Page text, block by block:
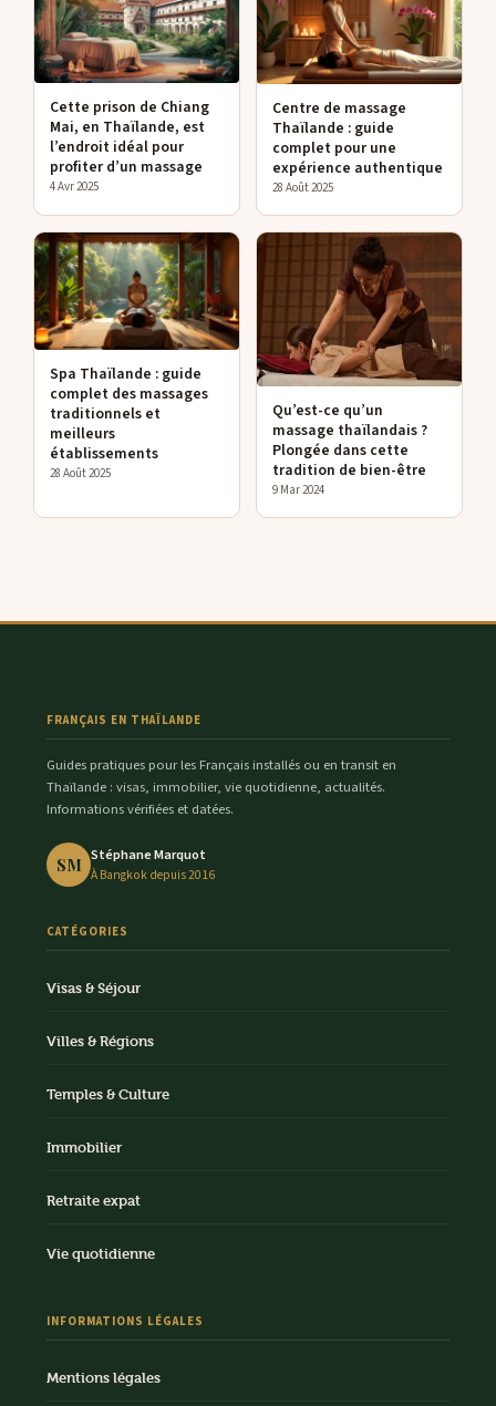
Cette prison de Chiang
Mai, en Thaïlande, est
l’endroit idéal pour
profiter d’un massage
4 Avr 2025
Centre de massage
Thaïlande : guide
complet pour une
expérience authentique
28 Août 2025
Spa Thaïlande : guide
complet des massages
traditionnels et
meilleurs
établissements
28 Août 2025
Qu’est-ce qu’un
massage thaïlandais ?
Plongée dans cette
tradition de bien-être
9 Mar 2024
FRANÇAIS EN THAÏLANDE
Guides pratiques pour les Français installés ou en transit en
Thaïlande : visas, immobilier, vie quotidienne, actualités.
Informations vérifiées et datées.
SM Stéphane Marquot
À Bangkok depuis 2016
CATÉGORIES
Visas & Séjour
Villes & Régions
Temples & Culture
Immobilier
Retraite expat
Vie quotidienne
INFORMATIONS LÉGALES
Mentions légales